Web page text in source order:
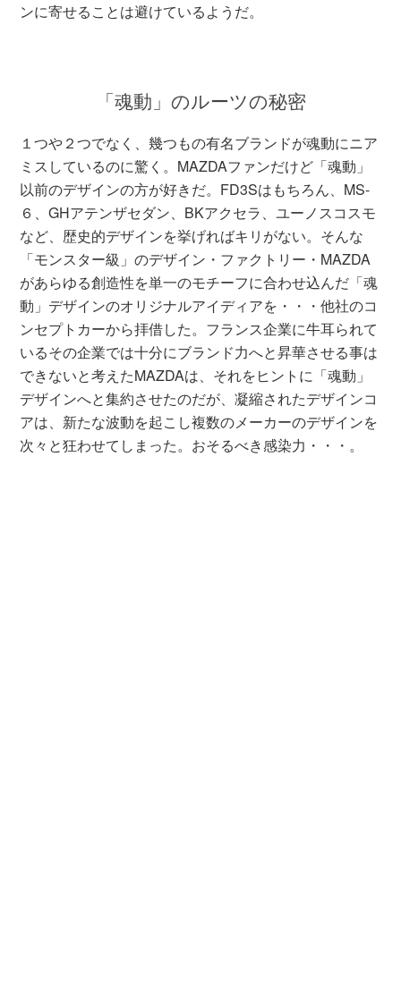
ンに寄せることは避けているようだ。
「魂動」のルーツの秘密
１つや２つでなく、幾つもの有名ブランドが魂動にニア
ミスしているのに驚く。MAZDAファンだけど「魂動」
以前のデザインの方が好きだ。FD3Sはもちろん、MS-
６、GHアテンザセダン、BKアクセラ、ユーノスコスモ
など、歴史的デザインを挙げればキリがない。そんな
「モンスター級」のデザイン・ファクトリー・MAZDA
があらゆる創造性を単一のモチーフに合わせ込んだ「魂
動」デザインのオリジナルアイディアを・・・他社のコ
ンセプトカーから拝借した。フランス企業に牛耳られて
いるその企業では十分にブランド力へと昇華させる事は
できないと考えたMAZDAは、それをヒントに「魂動」
デザインへと集約させたのだが、凝縮されたデザインコ
アは、新たな波動を起こし複数のメーカーのデザインを
次々と狂わせてしまった。おそるべき感染力・・・。